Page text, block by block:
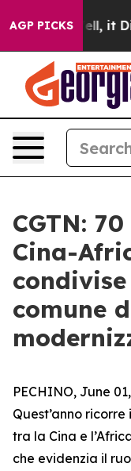
AGP PICKS
Well, it Didn’t
CGTN:
Cina-
comune
PECHINO, June
Quest’anno
tra la Cina e
che evidenzia il